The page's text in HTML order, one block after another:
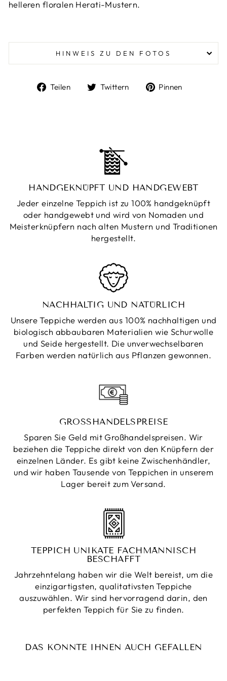
helleren floralen Herati-Mustern.
HINWEIS ZU DEN FOTOS
Teilen
Auf
Twittern
Auf
Pinnen
HANDGEKNÜPFT UND HANDGEWEBT
Jeder einzelne Teppich ist zu 100% handgeknüpft
oder handgewebt und wird von Nomaden und
Meisterknüpfern nach alten Mustern und Traditionen
hergestellt.
NACHHALTIG UND NATÜRLICH
Unsere Teppiche werden aus 100% nachhaltigen und
biologisch abbaubaren Materialien wie Schurwolle
und Seide hergestellt. Die unverwechselbaren
Farben werden natürlich aus Pflanzen gewonnen.
GROSSHANDELSPREISE
Sparen Sie Geld mit Großhandelspreisen. Wir
beziehen die Teppiche direkt von den Knüpfern der
einzelnen Länder. Es gibt keine Zwischenhändler,
und wir haben Tausende von Teppichen in unserem
Lager bereit zum Versand.
TEPPICH UNIKATE FACHMÄNNISCH
BESCHAFFT
Jahrzehntelang haben wir die Welt bereist, um die
einzigartigsten, qualitativsten Teppiche
auszuwählen. Wir sind hervorragend darin, den
perfekten Teppich für Sie zu finden.
DAS KÖNNTE IHNEN AUCH GEFALLEN